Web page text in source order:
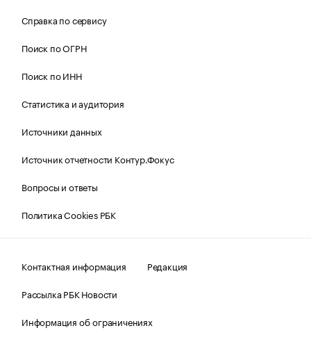
Справка по сервису
Поиск по ОГРН
Поиск по ИНН
Статистика и аудитория
Источники данных
Источник отчетности Контур.Фокус
Вопросы и ответы
Политика Cookies РБК
Контактная информация
Редакция
Рассылка РБК Новости
Информация об ограничениях